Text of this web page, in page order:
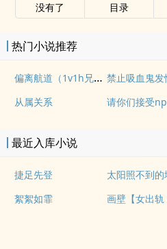
没有了 目录
热门小说推荐
偏离航道（1v1h兄妹骨科bg）
从属关系 请你们接受np
最近入库小说
捷足先登
絮絮如霏